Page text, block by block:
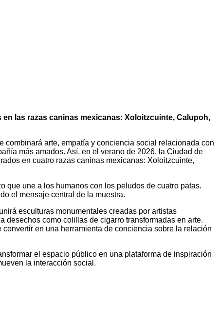
las razas caninas mexicanas: Xoloitzcuinte, Calupoh,
arte, empatía y conciencia social relacionada con
más amados. Así, en el verano de 2026, la Ciudad de
en cuatro razas caninas mexicanas: Xoloitzcuinte,
que une a los humanos con los peludos de cuatro patas.
el mensaje central de la muestra.
esculturas monumentales creadas por artistas
desechos como colillas de cigarro transformadas en arte.
en una herramienta de conciencia sobre la relación
el espacio público en una plataforma de inspiración
la interacción social.